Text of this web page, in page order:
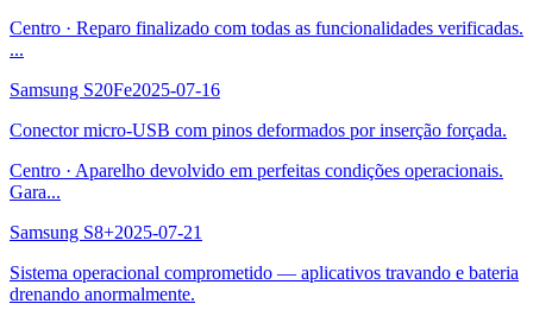
Centro · Reparo finalizado com todas as funcionalidades verificadas.
...
Samsung S20Fe2025-07-16
Conector micro-USB com pinos deformados por inserção forçada.
Centro · Aparelho devolvido em perfeitas condições operacionais.
Gara...
Samsung S8+2025-07-21
Sistema operacional comprometido — aplicativos travando e bateria
drenando anormalmente.